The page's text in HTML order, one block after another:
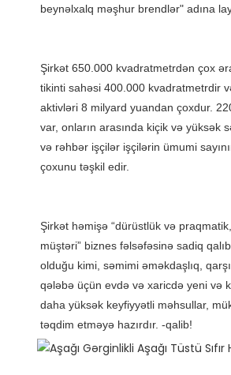
Şirkət 650.000 kvadratmetrdən çox
tikinti sahəsi 400.000 kvadratmetrdir
aktivləri 8 milyard yuandan çoxdur.
var, onların arasında kiçik və yüksək
və rəhbər işçilər işçilərin ümumi
Şirkət həmişə “dürüstlük və
müştəri” biznes fəlsəfəsinə sadiq
olduğu kimi, səmimi əməkdaşlıq,
qələbə üçün evdə və xaricdə yeni və
daha yüksək keyfiyyətli məhsullar,